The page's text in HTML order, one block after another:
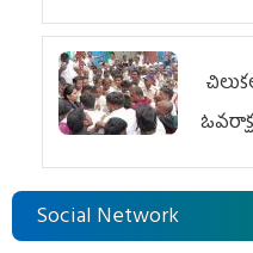
Social Network